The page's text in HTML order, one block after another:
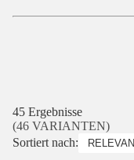
45 Ergebnisse
(46 VARIANTEN)
Sortiert nach: